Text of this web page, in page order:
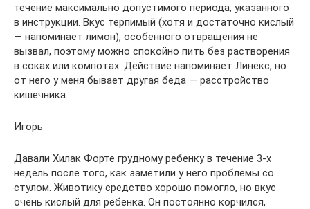
течение максимально допустимого периода, указанного
в инструкции. Вкус терпимый (хотя и достаточно кислый
— напоминает лимон), особенного отвращения не
вызвал, поэтому можно спокойно пить без растворения
в соках или компотах. Действие напоминает Линекс, но
от него у меня бывает другая беда — расстройство
кишечника.
Игорь
Давали Хилак Форте грудному ребенку в течение 3-х
недель после того, как заметили у него проблемы со
стулом. Животику средство хорошо помогло, но вкус
очень кислый для ребенка. Он постоянно корчился,